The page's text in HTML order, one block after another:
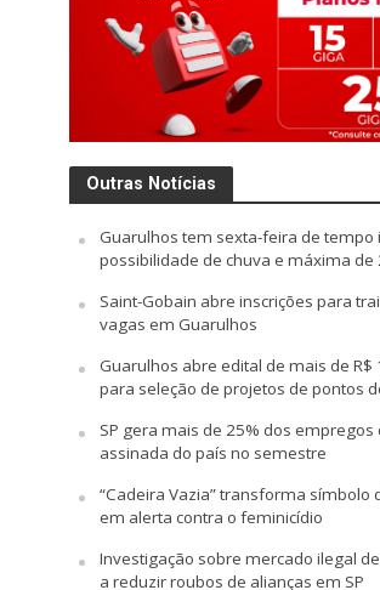
Outras Notícias
Guarulhos tem sexta-feira de tempo
possibilidade de chuva e máxima de
Saint-Gobain abre inscrições para
vagas em Guarulhos
Guarulhos abre edital de mais de R$
para seleção de projetos de pontos
SP gera mais de 25% dos empregos
assinada do país no semestre
“Cadeira Vazia” transforma símbolo
em alerta contra o feminicídio
Investigação sobre mercado ilegal
a reduzir roubos de alianças em SP